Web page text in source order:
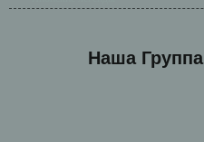
Наша Группа